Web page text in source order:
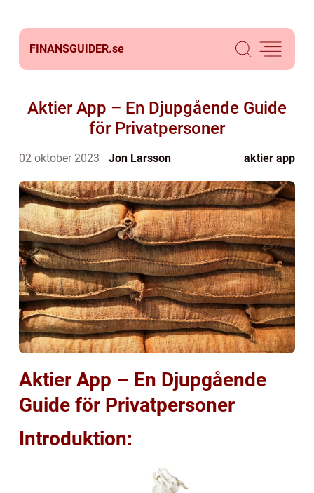
FINANSGUIDER.se
Aktier App – En Djupgående Guide
för Privatpersoner
02 oktober 2023 Jon Larsson aktier app
Aktier App – En Djupgående
Guide för Privatpersoner
Introduktion: